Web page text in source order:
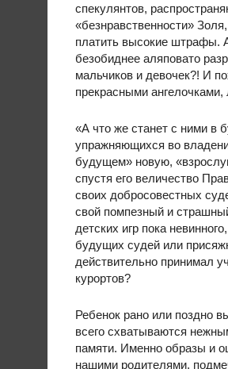
спекулянтов,
«безнравственности»
платить высокие штрафы.
безобиднее аляповато
мальчиков и девочек?! И
прекрасными
«А что же станет с ними в
упражняющихся во
будущем» новую,
спустя его величество
своих добросовестных
свой помпезный и
детских игр пока
будущих судей или
действительно принимал
курортов?
Ребенок рано или поздно
всего схватываются
памяти. Именно образы и
нашими родителями,